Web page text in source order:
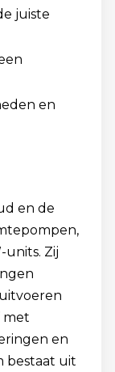
juiste
en
en de
units. Zij
met
en
bestaat uit